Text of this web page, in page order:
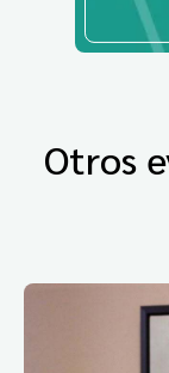
Otros